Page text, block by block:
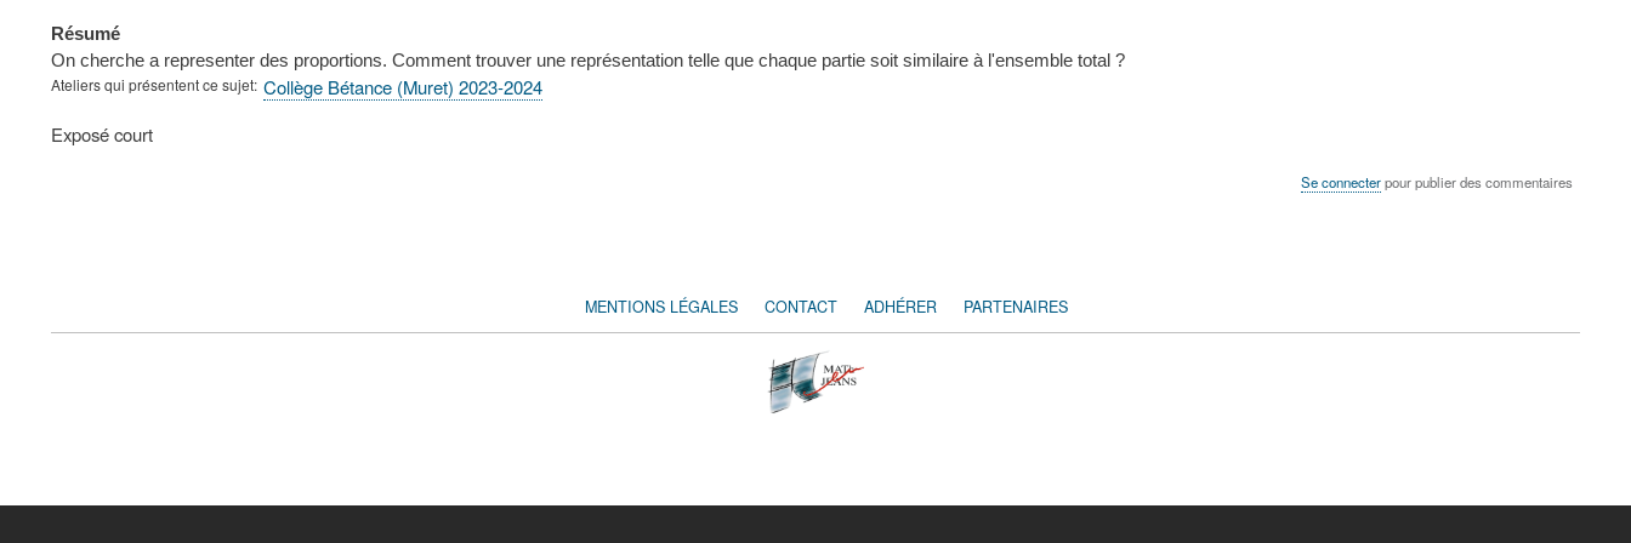
Résumé
On cherche a representer des proportions. Comment trouver une représentation telle que chaque partie soit similaire à l'ensemble total ?
Ateliers qui présentent ce sujet Collège Bétance (Muret) 2023-2024
Type
Exposé court
Se connecterpour publier des commentaires
FOOTER
MENTIONS LÉGALES CONTACT ADHÉRER PARTENAIRES